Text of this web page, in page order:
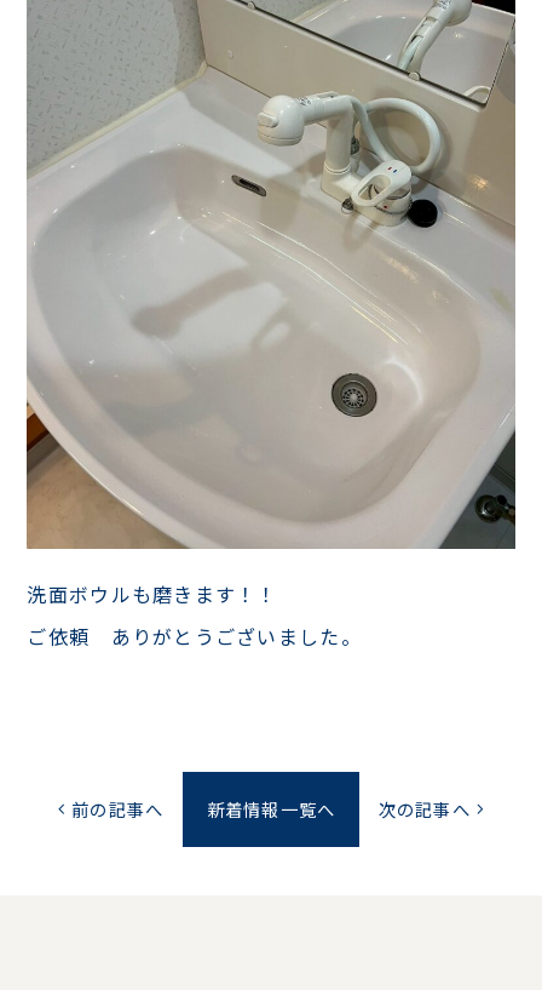
洗面ボウルも磨きます！！
ご依頼 ありがとうございました。
chevron_left 前の記事へ 新着情報一覧へ 次の記事へ chevron_right